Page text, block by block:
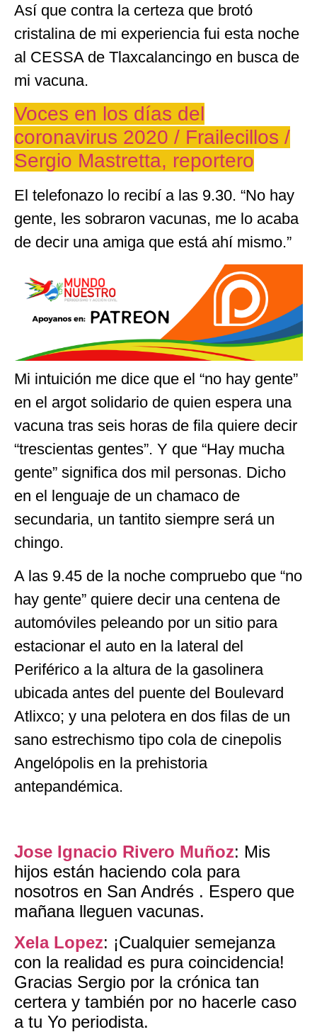
Así que contra la certeza que brotó
cristalina de mi experiencia fui esta noche
al CESSA de Tlaxcalancingo en busca de
mi vacuna.
Voces en los días del
coronavirus 2020 / Frailecillos /
Sergio Mastretta, reportero
El telefonazo lo recibí a las 9.30. “No hay
gente, les sobraron vacunas, me lo acaba
de decir una amiga que está ahí mismo.”
Mi intuición me dice que el “no hay gente”
en el argot solidario de quien espera una
vacuna tras seis horas de fila quiere decir
“trescientas gentes”. Y que “Hay mucha
gente” significa dos mil personas. Dicho
en el lenguaje de un chamaco de
secundaria, un tantito siempre será un
chingo.
A las 9.45 de la noche compruebo que “no
hay gente” quiere decir una centena de
automóviles peleando por un sitio para
estacionar el auto en la lateral del
Periférico a la altura de la gasolinera
ubicada antes del puente del Boulevard
Atlixco; y una pelotera en dos filas de un
sano estrechismo tipo cola de cinepolis
Angelópolis en la prehistoria
antepandémica.
Jose Ignacio Rivero Muñoz: Mis
hijos están haciendo cola para
nosotros en San Andrés . Espero que
mañana lleguen vacunas.
Xela Lopez: ¡Cualquier semejanza
con la realidad es pura coincidencia!
Gracias Sergio por la crónica tan
certera y también por no hacerle caso
a tu Yo periodista.